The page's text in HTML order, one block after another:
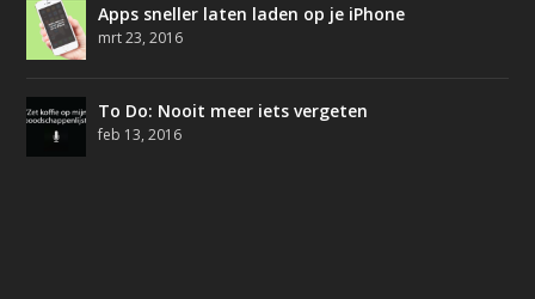
Apps sneller laten laden op je iPhone
mrt 23, 2016
To Do: Nooit meer iets vergeten
feb 13, 2016